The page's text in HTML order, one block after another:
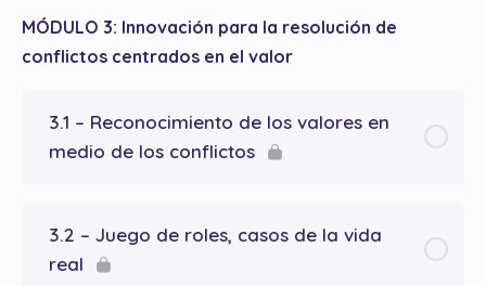
MÓDULO 3: Innovación para la resolución de
conflictos centrados en el valor
3.1 – Reconocimiento de los valores en
medio de los conflictos
3.2 – Juego de roles, casos de la vida
real